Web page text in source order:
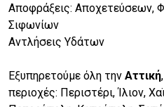
Αποφράξεις: Αποχετεύσεων,
Σιφωνίων
Αντλήσεις Υδάτων
Εξυπηρετούμε όλη την Αττική
περιοχές: Περιστέρι, Ίλιον,